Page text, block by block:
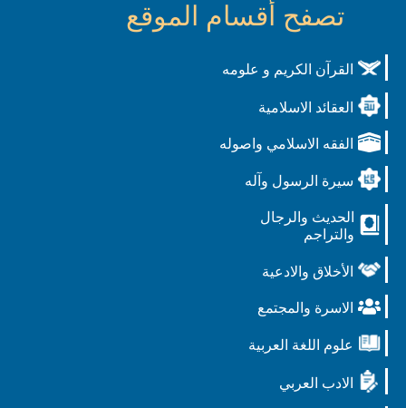
تصفح أقسام الموقع
القرآن الكريم و علومه
العقائد الاسلامية
الفقه الاسلامي واصوله
سيرة الرسول وآله
الحديث والرجال
والتراجم
الأخلاق والادعية
الاسرة والمجتمع
علوم اللغة العربية
الادب العربي